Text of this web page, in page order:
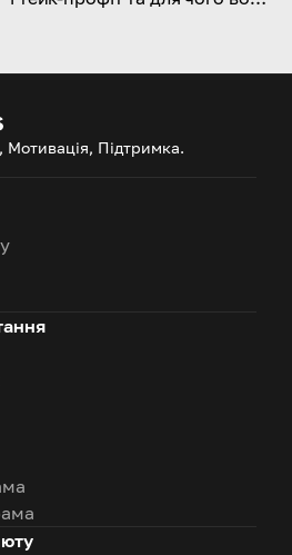
Мотивація, Підтримка.